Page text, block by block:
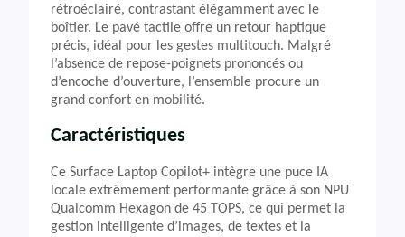
rétroéclairé, contrastant élégamment avec le
boîtier. Le pavé tactile offre un retour haptique
précis, idéal pour les gestes multitouch. Malgré
l’absence de repose-poignets prononcés ou
d’encoche d’ouverture, l’ensemble procure un
grand confort en mobilité.
Caractéristiques
Ce Surface Laptop Copilot+ intègre une puce IA
locale extrêmement performante grâce à son NPU
Qualcomm Hexagon de 45 TOPS, ce qui permet la
gestion intelligente d’images, de textes et la